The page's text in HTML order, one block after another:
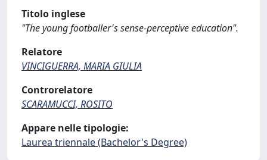
Titolo inglese
"The young footballer's sense-perceptive education".
Relatore
VINCIGUERRA, MARIA GIULIA
Controrelatore
SCARAMUCCI, ROSITO
Appare nelle tipologie:
Laurea triennale (Bachelor's Degree)